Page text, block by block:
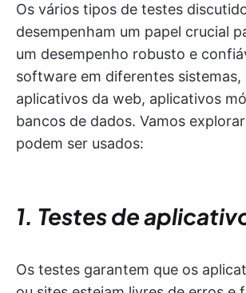
Os vários tipos de testes
desempenham um papel crucial
um desempenho robusto e
software em diferentes sistemas,
aplicativos da web, aplicativos
bancos de dados. Vamos
podem ser usados:
1. Testes de
Os testes garantem que os